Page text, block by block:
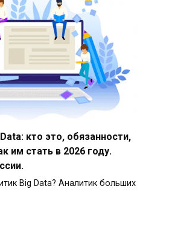
кто это, обязанности,
им стать в 2026 году.
Big Data? Аналитик больших